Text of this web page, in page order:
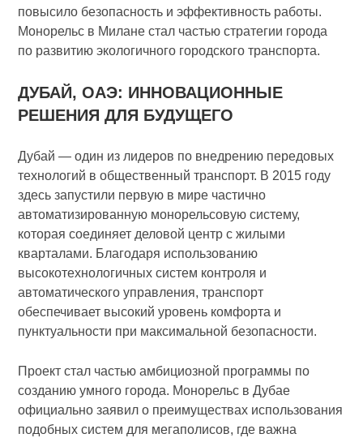
повысило безопасность и эффективность работы.
Монорельс в Милане стал частью стратегии города
по развитию экологичного городского транспорта.
ДУБАЙ, ОАЭ: ИННОВАЦИОННЫЕ
РЕШЕНИЯ ДЛЯ БУДУЩЕГО
Дубай — один из лидеров по внедрению передовых
технологий в общественный транспорт. В 2015 году
здесь запустили первую в мире частично
автоматизированную монорельсовую систему,
которая соединяет деловой центр с жилыми
кварталами. Благодаря использованию
высокотехнологичных систем контроля и
автоматического управления, транспорт
обеспечивает высокий уровень комфорта и
пунктуальности при максимальной безопасности.
Проект стал частью амбициозной программы по
созданию умного города. Монорельс в Дубае
официально заявил о преимуществах использования
подобных систем для мегаполисов, где важна